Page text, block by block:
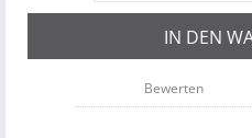
IN DEN
Bewerten